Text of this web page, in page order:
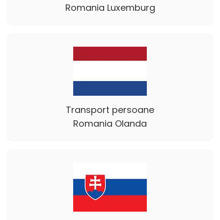
Romania Luxemburg
Transport persoane
Romania Olanda